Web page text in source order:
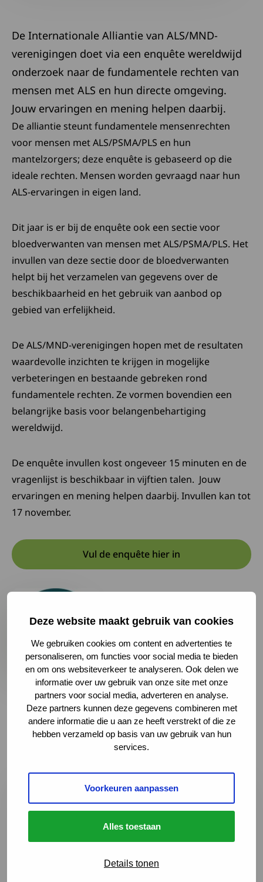
Deze website maakt gebruik van cookies
We gebruiken cookies om content en advertenties te
personaliseren, om functies voor social media te bieden
en om ons websiteverkeer te analyseren. Ook delen we
informatie over uw gebruik van onze site met onze
partners voor social media, adverteren en analyse.
Deze partners kunnen deze gegevens combineren met
andere informatie die u aan ze heeft verstrekt of die ze
hebben verzameld op basis van uw gebruik van hun
services.
Voorkeuren aanpassen
Alles toestaan
Details tonen
De Internationale Alliantie van ALS/MND-
verenigingen doet via een enquête wereldwijd
onderzoek naar de fundamentele rechten van
mensen met ALS en hun directe omgeving.
Jouw ervaringen en mening helpen daarbij.
De alliantie steunt fundamentele mensenrechten
voor mensen met ALS/PSMA/PLS en hun
mantelzorgers; deze enquête is gebaseerd op die
ideale rechten. Mensen worden gevraagd naar hun
ALS-ervaringen in eigen land.
Dit jaar is er bij de enquête ook een sectie voor
bloedverwanten van mensen met ALS/PSMA/PLS. Het
invullen van deze sectie door de bloedverwanten
helpt bij het verzamelen van gegevens over de
beschikbaarheid en het gebruik van aanbod op
gebied van erfelijkheid.
De ALS/MND-verenigingen hopen met de resultaten
waardevolle inzichten te krijgen in mogelijke
verbeteringen en bestaande gebreken rond
fundamentele rechten. Ze vormen bovendien een
belangrijke basis voor belangenbehartiging
wereldwijd.
De enquête invullen kost ongeveer 15 minuten en de
vragenlijst is beschikbaar in vijftien talen. Jouw
ervaringen en mening helpen daarbij. Invullen kan tot
17 november.
Vul de enquête hier inOpent in een nieuwe tab:
Deze link opent in een nieuw
Laatste nieuws en
ontwikkelingen
Lees meer over Samen maken we het verschil: deel je